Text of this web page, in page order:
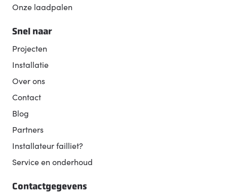
Onze laadpalen
Snel naar
Projecten
Installatie
Over ons
Contact
Blog
Partners
Installateur failliet?
Service en onderhoud
Contactgegevens